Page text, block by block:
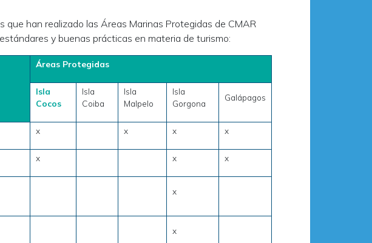
que han realizado las Áreas Marinas Protegidas de CMAR
y buenas prácticas en materia de turismo:
Áreas Protegidas
Isla
Cocos
Isla
Coiba
Isla
Malpelo
Isla
Gorgona
Galápagos
x x x x
x x x
x
x